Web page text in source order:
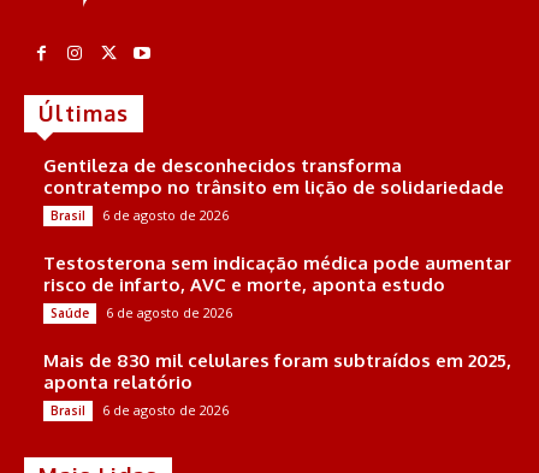
Últimas
Gentileza de desconhecidos transforma
contratempo no trânsito em lição de solidariedade
Brasil 6 de agosto de 2026
Testosterona sem indicação médica pode aumentar
risco de infarto, AVC e morte, aponta estudo
Saúde 6 de agosto de 2026
Mais de 830 mil celulares foram subtraídos em 2025,
aponta relatório
Brasil 6 de agosto de 2026